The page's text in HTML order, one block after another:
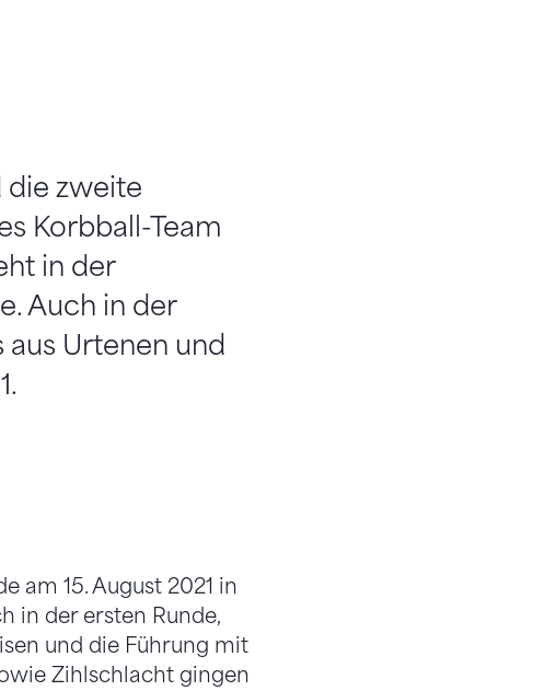
die zweite
Korbball-Team
in der
Auch in der
aus Urtenen und
am 15. August 2021 in
in der ersten Runde,
und die Führung mit
Zihlschlacht gingen